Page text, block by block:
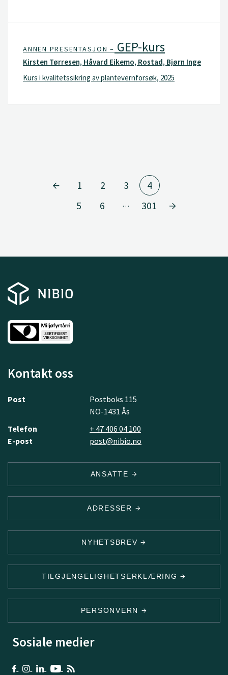
ANNEN PRESENTASJON – GEP-kurs
Kirsten Tørresen, Håvard Eikemo, Rostad, Bjørn Inge
Kurs i kvalitetssikring av plantevernforsøk, 2025
1 2 3
4
5
6 … 301
Kontakt oss
Post
Postboks 115
NO-1431 Ås
Telefon
+ 47 406 04 100
E-post
post@nibio.no
ANSATTE
ADRESSER
NYHETSBREV
TILGJENGELIGHETSERKLÆRING
PERSONVERN
Sosiale medier